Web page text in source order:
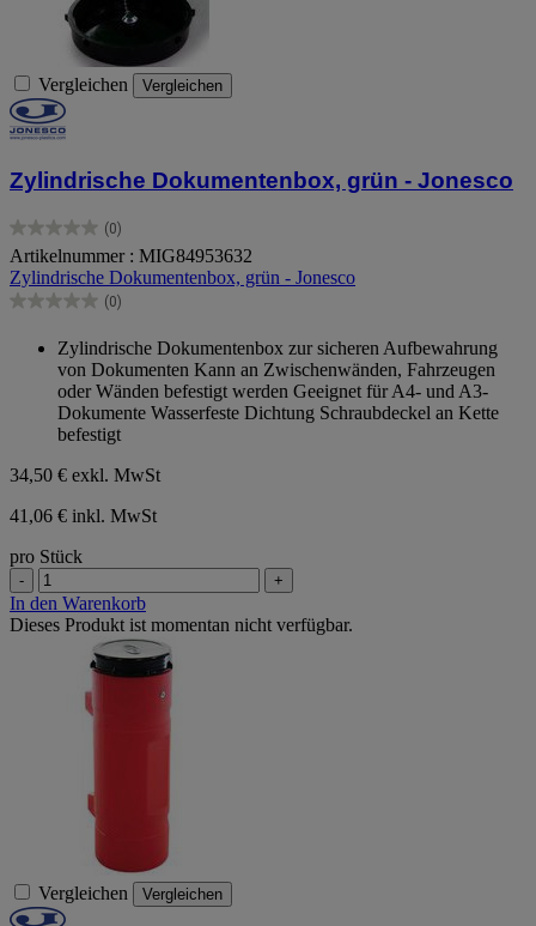
Vergleichen Vergleichen
Zylindrische Dokumentenbox, grün - Jonesco
(0)
0.0
von
5
Sternen.
Artikelnummer : MIG84953632
Zylindrische Dokumentenbox, grün - Jonesco
(0)
0.0
Sternen.
Zylindrische Dokumentenbox zur sicheren Aufbewahrung
von Dokumenten Kann an Zwischenwänden, Fahrzeugen
oder Wänden befestigt werden Geeignet für A4- und A3-
Dokumente Wasserfeste Dichtung Schraubdeckel an Kette
befestigt
34,50 € exkl. MwSt
41,06 € inkl. MwSt
pro Stück
- +
In den Warenkorb
Dieses Produkt ist momentan nicht verfügbar.
Vergleichen Vergleichen